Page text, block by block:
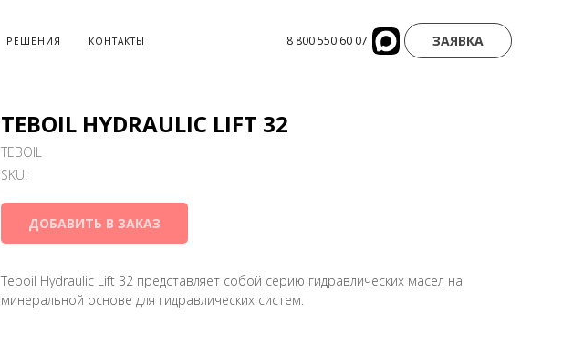
РЕШЕНИЯ КОНТАКТЫ 8 800 550 60 07 ЗАЯВКА
TEBOIL HYDRAULIC LIFT 32
TEBOIL
SKU:
ДОБАВИТЬ В ЗАКАЗ
Teboil Hydraulic Lift 32 представляет собой серию гидравлических масел на
минеральной основе для гидравлических систем.